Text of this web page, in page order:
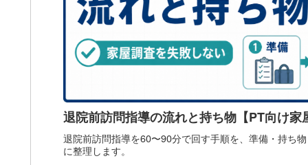
退院前訪問指導の流れと持ち物【PT向け家
退院前訪問指導を60〜90分で回す手順を、準備・持ち
に整理します。